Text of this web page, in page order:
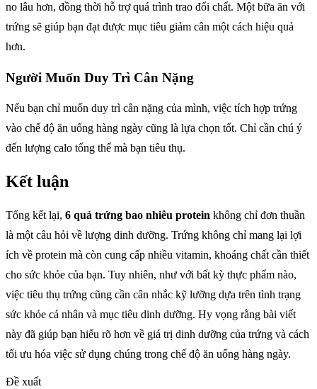
no lâu hơn, đồng thời hỗ trợ quá trình trao đổi chất. Một bữa ăn với
trứng sẽ giúp bạn đạt được mục tiêu giảm cân một cách hiệu quả
hơn.
Người Muốn Duy Trì Cân Nặng
Nếu bạn chỉ muốn duy trì cân nặng của mình, việc tích hợp trứng
vào chế độ ăn uống hàng ngày cũng là lựa chọn tốt. Chỉ cần chú ý
đến lượng calo tổng thể mà bạn tiêu thụ.
Kết luận
Tổng kết lại, 6 quả trứng bao nhiêu protein không chỉ đơn thuần
là một câu hỏi về lượng dinh dưỡng. Trứng không chỉ mang lại lợi
ích về protein mà còn cung cấp nhiều vitamin, khoáng chất cần thiết
cho sức khỏe của bạn. Tuy nhiên, như với bất kỳ thực phẩm nào,
việc tiêu thụ trứng cũng cần cân nhắc kỹ lưỡng dựa trên tình trạng
sức khỏe cá nhân và mục tiêu dinh dưỡng. Hy vọng rằng bài viết
này đã giúp bạn hiểu rõ hơn về giá trị dinh dưỡng của trứng và cách
tối ưu hóa việc sử dụng chúng trong chế độ ăn uống hàng ngày.
Đề xuất